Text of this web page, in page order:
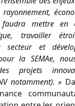
faudra mettre en
travailler
secteur et
la SEMAe,
des projets
notamment). »